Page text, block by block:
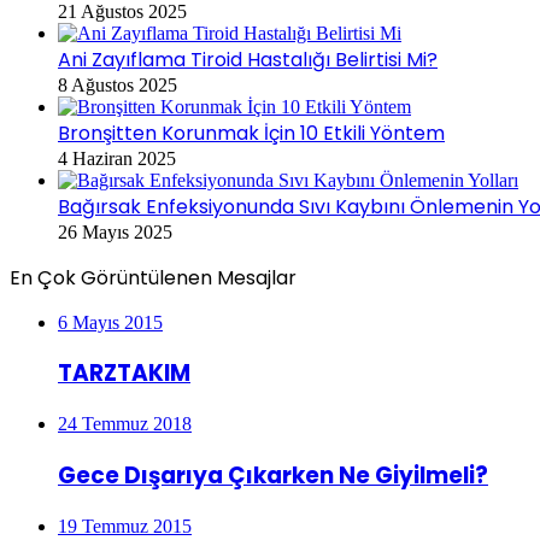
21 Ağustos 2025
Ani Zayıflama Tiroid Hastalığı Belirtisi Mi?
8 Ağustos 2025
Bronşitten Korunmak İçin 10 Etkili Yöntem
4 Haziran 2025
Bağırsak Enfeksiyonunda Sıvı Kaybını Önlemenin
26 Mayıs 2025
En Çok Görüntülenen Mesajlar
6 Mayıs 2015
TARZTAKIM
24 Temmuz 2018
Gece Dışarıya Çıkarken Ne Giyilmeli?
19 Temmuz 2015